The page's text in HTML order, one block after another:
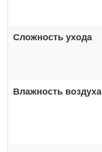
Сложность ухода
Влажность воздуха